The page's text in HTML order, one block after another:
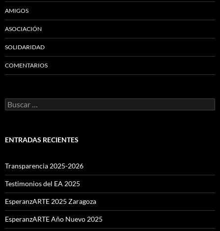
AMIGOS
ASOCIACIÓN
SOLIDARIDAD
COMENTARIOS
Buscar:
ENTRADAS RECIENTES
Transparencia 2025-2026
Testimonios del EA 2025
EsperanzARTE 2025 Zaragoza
EsperanzARTE Año Nuevo 2025